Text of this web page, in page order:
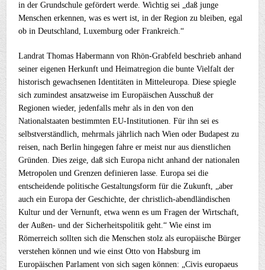
in der Grundschule gefördert werde. Wichtig sei „daß junge
Menschen erkennen, was es wert ist, in der Region zu bleiben, egal
ob in Deutschland, Luxemburg oder Frankreich.“
Landrat Thomas Habermann von Rhön-Grabfeld beschrieb anhand
seiner eigenen Herkunft und Heimatregion die bunte Vielfalt der
historisch gewachsenen Identitäten in Mitteleuropa. Diese spiegle
sich zumindest ansatzweise im Europäischen Ausschuß der
Regionen wieder, jedenfalls mehr als in den von den
Nationalstaaten bestimmten EU-Institutionen. Für ihn sei es
selbstverständlich, mehrmals jährlich nach Wien oder Budapest zu
reisen, nach Berlin hingegen fahre er meist nur aus dienstlichen
Gründen. Dies zeige, daß sich Europa nicht anhand der nationalen
Metropolen und Grenzen definieren lasse. Europa sei die
entscheidende politische Gestaltungsform für die Zukunft, „aber
auch ein Europa der Geschichte, der christlich-abendländischen
Kultur und der Vernunft, etwa wenn es um Fragen der Wirtschaft,
der Außen- und der Sicherheitspolitik geht.“ Wie einst im
Römerreich sollten sich die Menschen stolz als europäische Bürger
verstehen können und wie einst Otto von Habsburg im
Europäischen Parlament von sich sagen können: „Civis europaeus